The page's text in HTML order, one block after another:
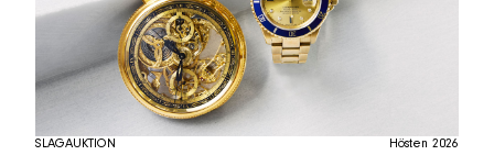
SLAGAUKTION Hösten 2026